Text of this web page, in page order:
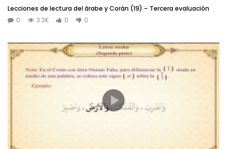
Lecciones de lectura del árabe y Corán (19) – Tercera evaluación
0
3.3K 0 0